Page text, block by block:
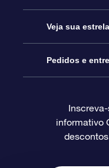
Entre em
Blog
Avaliações
Presente
Pacote de
O cartão de
Presentes
Veja sua estrela
Star Register
Página estelar
Um Milhão de
Pedidos e
Informações
informativo